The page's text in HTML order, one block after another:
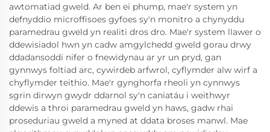
awtomatiad gweld. Ar ben ei phump, mae'r system yn
defnyddio microffisoes gyfoes sy'n monitro a chynyddu
paramedrau gweld yn realiti dros dro. Mae'r system llawer o
ddewisiadol hwn yn cadw amgylchedd gweld gorau drwy
ddadansoddi nifer o fnewidynau ar yr un pryd, gan
gynnwys foltiad arc, cywirdeb arfwrol, cyflymder alw wirf a
chyflymder teithio. Mae'r gynghorfa rheoli yn cynnwys
sgrin dirwyn gwydr ddarnol sy'n caniatáu i weithwyr
ddewis a throi paramedrau gweld yn haws, gadw rhai
proseduriau gweld a myned at ddata broses manwl. Mae